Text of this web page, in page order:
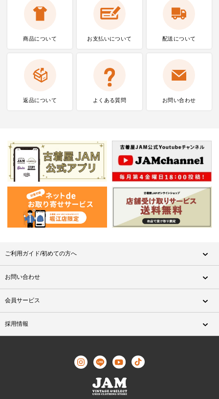
商品について お支払いについて 配送について
返品について よくある質問 お問い合わせ
ご利用ガイド/初めての方へ
お問い合わせ
会員サービス
採用情報